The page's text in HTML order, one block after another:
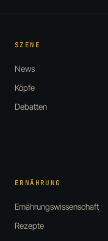
SZENE
News
Köpfe
Debatten
ERNÄHRUNG
Ernährungswissenschaft
Rezepte